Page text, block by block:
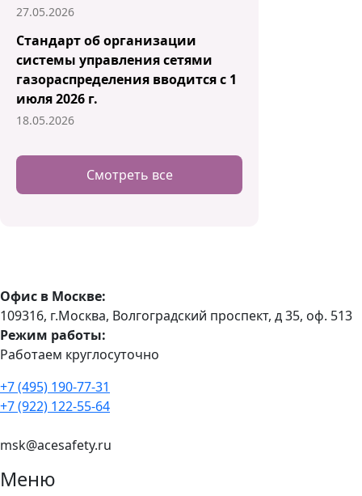
27.05.2026
Стандарт об организации
системы управления сетями
газораспределения вводится с 1
июля 2026 г.
18.05.2026
Смотреть все
Офис в Москве:
109316, г.Москва, Волгоградский проспект, д 35, оф. 513
Режим работы:
Работаем круглосуточно
+7 (495) 190-77-31
+7 (922) 122-55-64
msk@acesafety.ru
Меню